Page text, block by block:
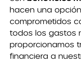
hacen una
comprometidos
todos los gastos
proporcionamos
financiera a